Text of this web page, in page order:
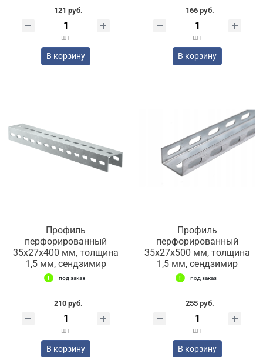
121 руб.
шт
В корзину
166 руб.
шт
В корзину
Профиль
перфорированный
35х27х400 мм, толщина
1,5 мм, сендзимир
под заказ
210 руб.
шт
В корзину
Профиль
перфорированный
35х27х500 мм, толщина
1,5 мм, сендзимир
под заказ
255 руб.
шт
В корзину